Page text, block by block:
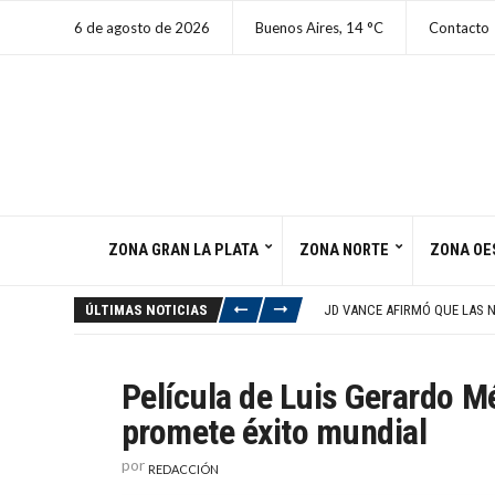
6 de agosto de 2026 Buenos Aires, 14 C Contacto
ZONA GRAN LA PLATA ZONA NORTE ZONA
ÚLTIMAS NOTICIAS
JD VANCE AFIRMÓ QUE LAS
ALERTA NARANJA EN
TRUMP Y LA CASA BLANCA
Película de Luis Gerardo
promete éxito mundial
por REDACCIÓN